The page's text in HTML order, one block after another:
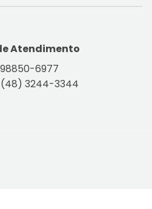
Atendimento
6977
3244-3344